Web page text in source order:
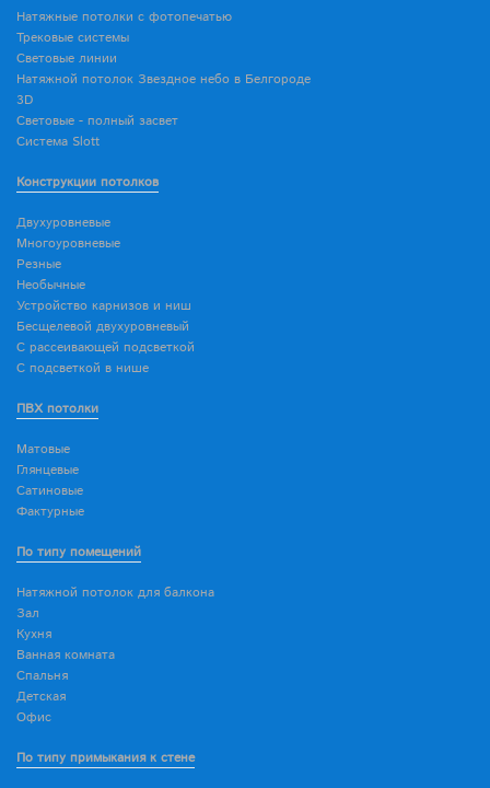
Натяжные потолки с фотопечатью
Трековые системы
Световые линии
Натяжной потолок Звездное небо в Белгороде
3D
Световые - полный засвет
Система Slott
Конструкции потолков
Двухуровневые
Многоуровневые
Резные
Необычные
Устройство карнизов и ниш
Бесщелевой двухуровневый
С рассеивающей подсветкой
С подсветкой в нише
ПВХ потолки
Матовые
Глянцевые
Сатиновые
Фактурные
По типу помещений
Натяжной потолок для балкона
Зал
Кухня
Ванная комната
Спальня
Детская
Офис
По типу примыкания к стене